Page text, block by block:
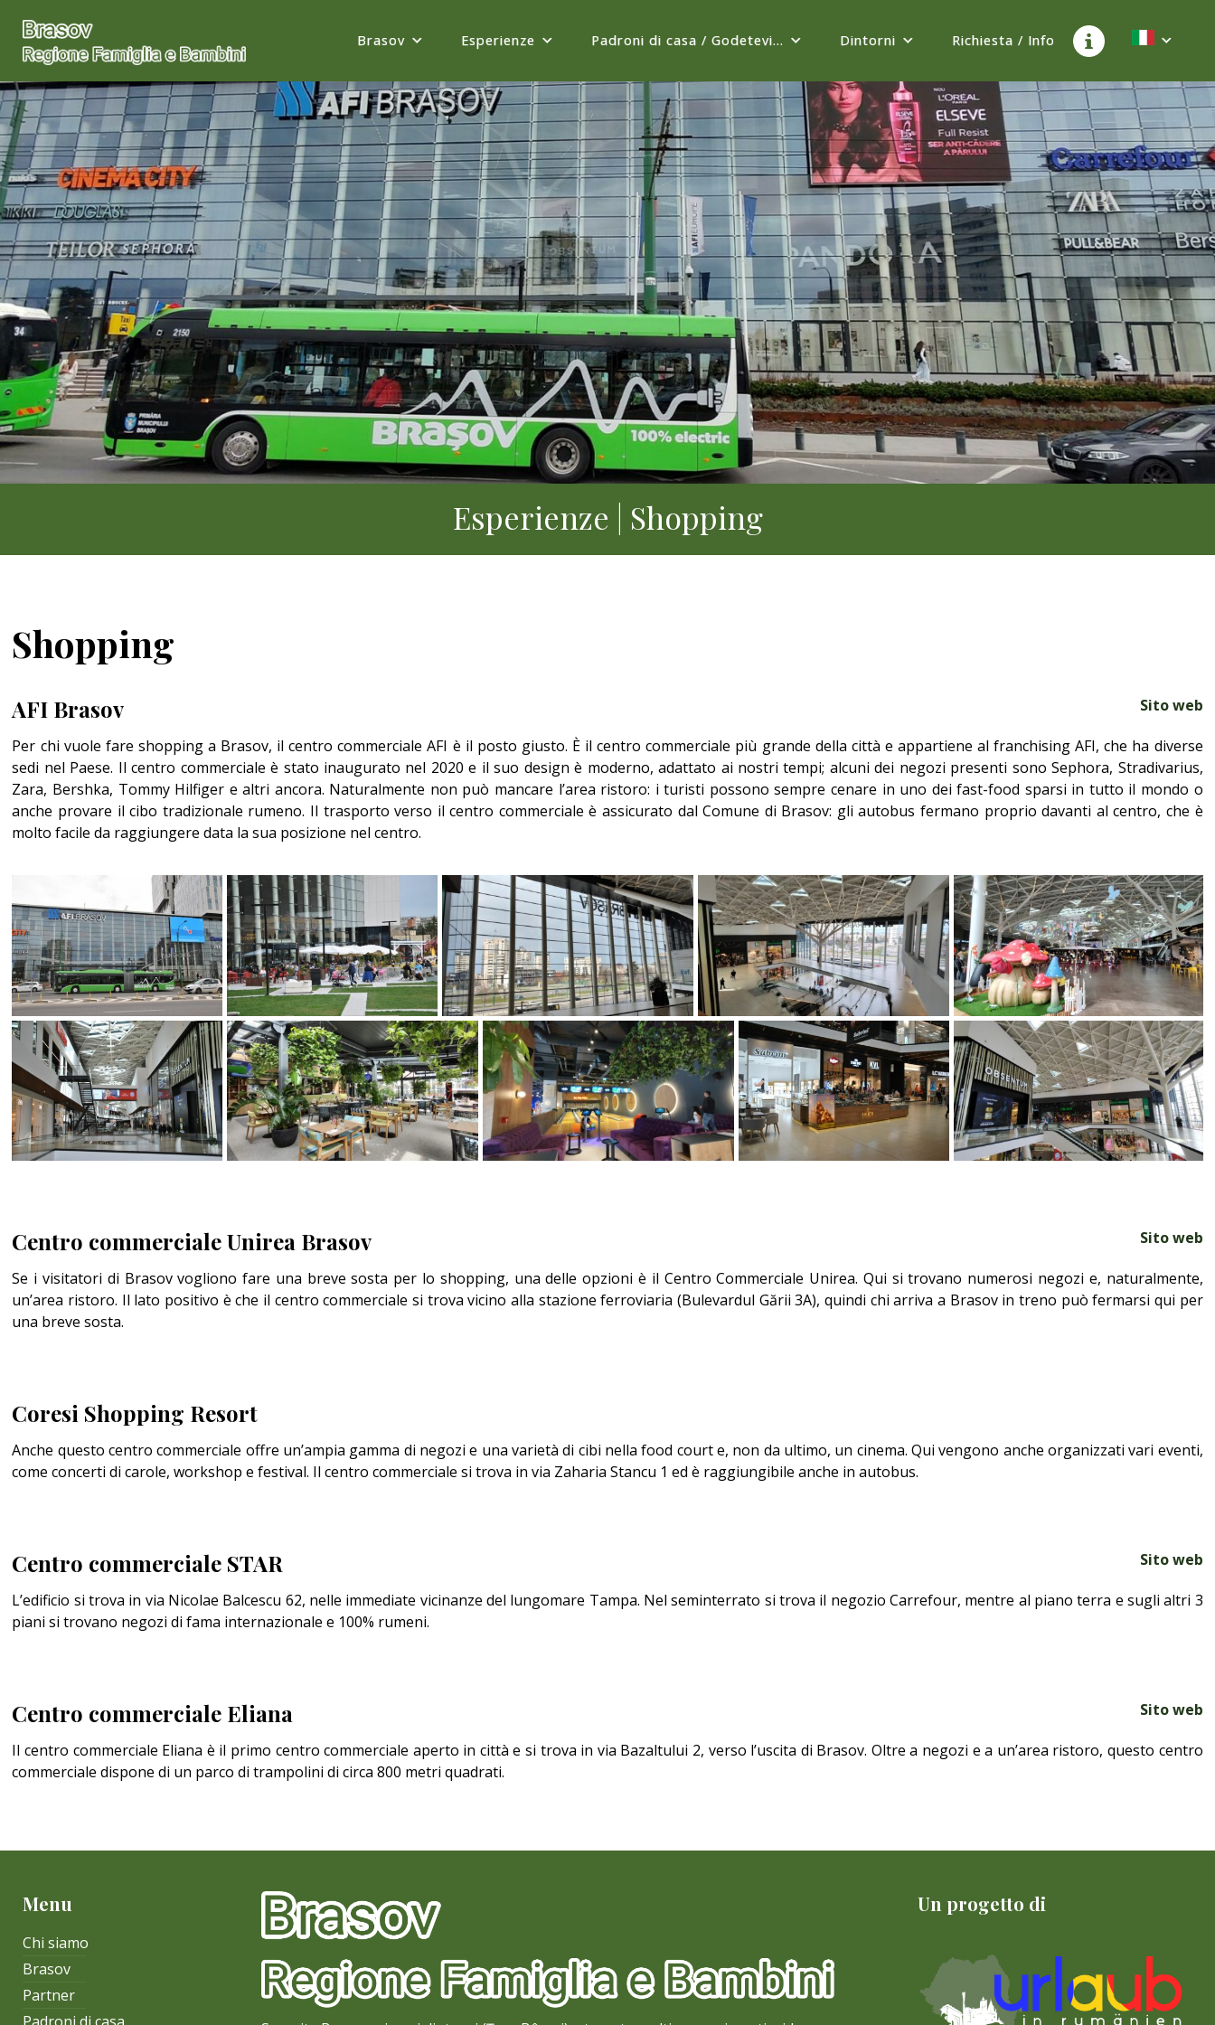
Brasov Esperienze Padroni di casa / Godetevi… Dintorni Richiesta / Info
Esperienze | Shopping
Shopping
AFI Brasov Sito web
Per chi vuole fare shopping a Brasov, il centro commerciale AFI è il posto giusto. È il centro commerciale più grande della città e appartiene al franchising AFI, che ha diverse
sedi nel Paese. Il centro commerciale è stato inaugurato nel 2020 e il suo design è moderno, adattato ai nostri tempi; alcuni dei negozi presenti sono Sephora, Stradivarius,
Zara, Bershka, Tommy Hilfiger e altri ancora. Naturalmente non può mancare l’area ristoro: i turisti possono sempre cenare in uno dei fast-food sparsi in tutto il mondo o
anche provare il cibo tradizionale rumeno. Il trasporto verso il centro commerciale è assicurato dal Comune di Brasov: gli autobus fermano proprio davanti al centro, che è
molto facile da raggiungere data la sua posizione nel centro.
Centro commerciale Unirea Brasov Sito web
Se i visitatori di Brasov vogliono fare una breve sosta per lo shopping, una delle opzioni è il Centro Commerciale Unirea. Qui si trovano numerosi negozi e, naturalmente,
un’area ristoro. Il lato positivo è che il centro commerciale si trova vicino alla stazione ferroviaria (Bulevardul Gării 3A), quindi chi arriva a Brasov in treno può fermarsi qui per
una breve sosta.
Coresi Shopping Resort
Anche questo centro commerciale offre un’ampia gamma di negozi e una varietà di cibi nella food court e, non da ultimo, un cinema. Qui vengono anche organizzati vari eventi,
come concerti di carole, workshop e festival. Il centro commerciale si trova in via Zaharia Stancu 1 ed è raggiungibile anche in autobus.
Centro commerciale STAR Sito web
L’edificio si trova in via Nicolae Balcescu 62, nelle immediate vicinanze del lungomare Tampa. Nel seminterrato si trova il negozio Carrefour, mentre al piano terra e sugli altri 3
piani si trovano negozi di fama internazionale e 100% rumeni.
Centro commerciale Eliana Sito web
Il centro commerciale Eliana è il primo centro commerciale aperto in città e si trova in via Bazaltului 2, verso l’uscita di Brasov. Oltre a negozi e a un’area ristoro, questo centro
commerciale dispone di un parco di trampolini di circa 800 metri quadrati.
Menu
Chi siamo
Brasov
Partner
Un progetto di